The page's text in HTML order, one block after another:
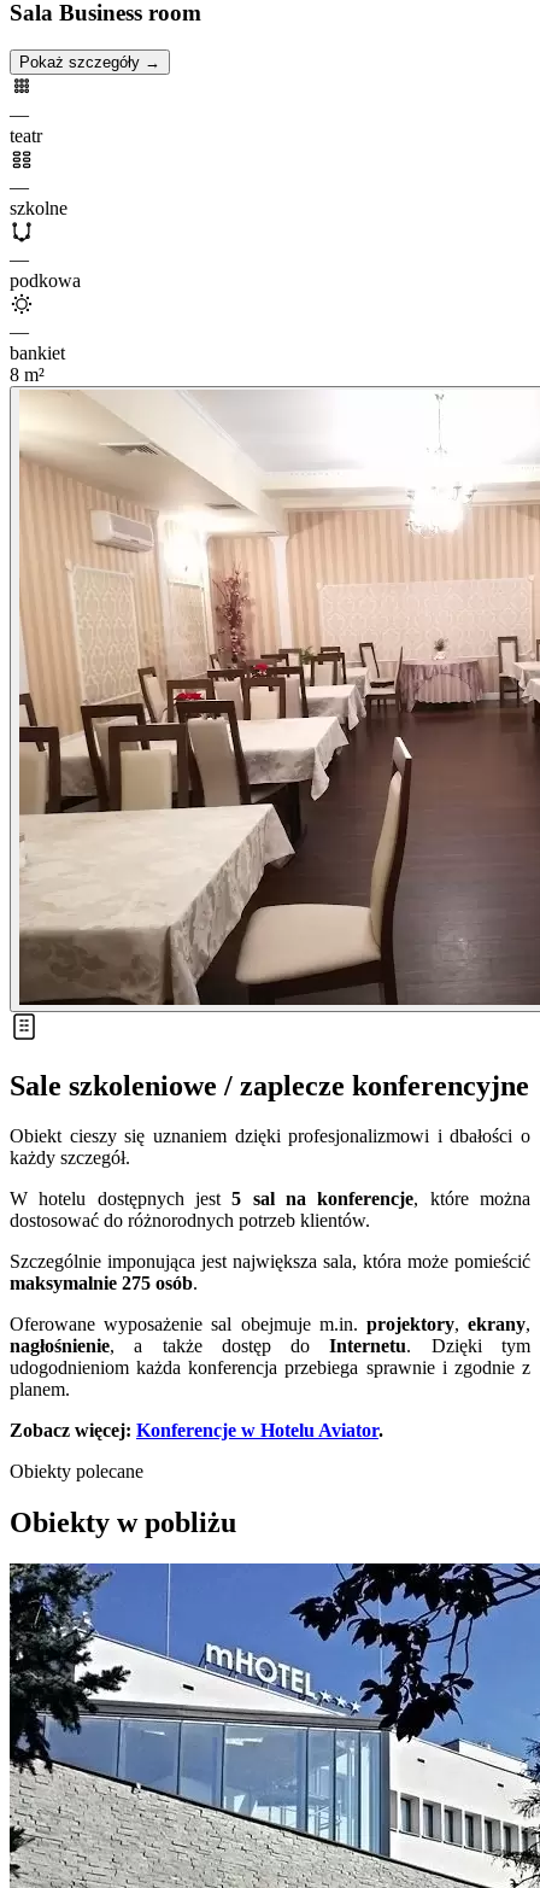
Sala Business room
Pokaż szczegóły →
—
teatr
—
szkolne
—
podkowa
—
bankiet
8 m²
Sale szkoleniowe / zaplecze konferencyjne
Obiekt cieszy się uznaniem dzięki profesjonalizmowi i dbałości o
każdy szczegół.
W hotelu dostępnych jest5 sal na konferencje, które można
dostosować do różnorodnych potrzeb klientów.
Szczególnie imponująca jest największa sala, która może pomieścić
maksymalnie 275 osób.
Oferowane wyposażenie sal obejmuje m.in. projektory,ekrany,
nagłośnienie, a także dostęp doInternetu. Dzięki tym
udogodnieniom każda konferencja przebiega sprawnie i zgodnie z
planem.
Zobacz więcej: Konferencje w Hotelu Aviator.
Obiekty polecane
Obiekty w pobliżu